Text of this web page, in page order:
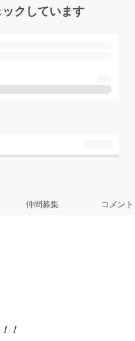
クしています
仲間募集 コメント
！